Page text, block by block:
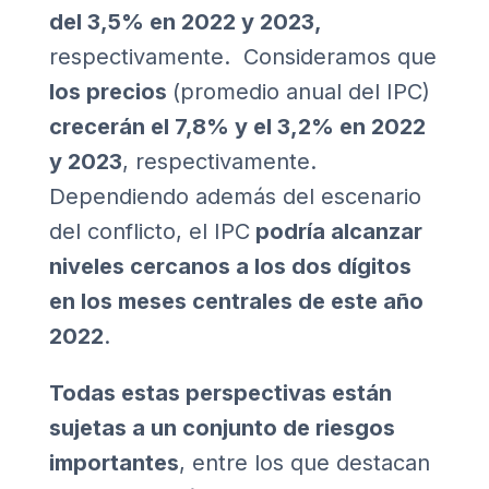
del 3,5% en 2022 y 2023,
respectivamente. Consideramos que
los precios (promedio anual del IPC)
crecerán el 7,8% y el 3,2% en 2022
y 2023, respectivamente.
Dependiendo además del escenario
del conflicto, el IPC podría alcanzar
niveles cercanos a los dos dígitos
en los meses centrales de este año
2022.
Todas estas perspectivas están
sujetas a un conjunto de riesgos
importantes, entre los que destacan